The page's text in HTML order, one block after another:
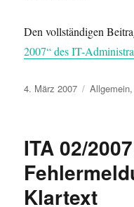
Den vollständigen
2007“ des IT-
Veröffentlicht
4. März 2007 Kategorien
Allgemein,
ITA 02/
Klartext